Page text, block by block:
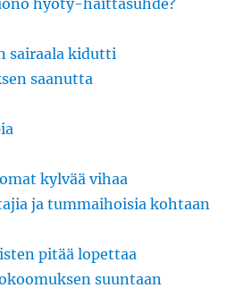
hyöty-haittasuhde?
sairaala kidutti
saanutta
kylvää vihaa
ja tummaihoisia kohtaan
pitää lopettaa
suuntaan